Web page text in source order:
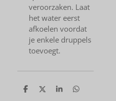
veroorzaken. Laat
het water eerst
afkoelen voordat
je enkele druppels
toevoegt.
D
D
S
D